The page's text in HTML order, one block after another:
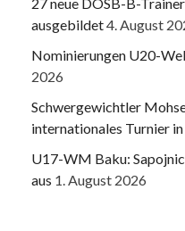
ausgebildet4. August
Nominierungen U20-
2026
Schwergewichtler
internationales Turnier
U17-WM Baku:
aus 1. August 2026